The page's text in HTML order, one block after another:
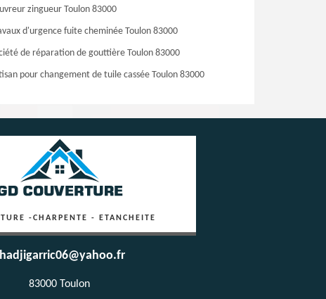
zingueur Toulon 83000
d'urgence fuite cheminée Toulon 83000
de réparation de gouttière Toulon 83000
pour changement de tuile cassée Toulon 83000
-CHARPENTE - ETANCHEITE
hadjigarric06@yahoo.fr
83000 Toulon